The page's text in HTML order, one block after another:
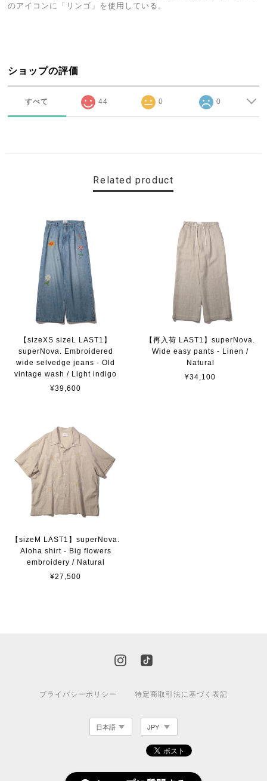
のアイコンに「リンゴ」を使用している。
ショップの評価
すべて 44 0 0
Related product
【sizeXS sizeL LAST1】
superNova. Embroidered
wide selvedge jeans - Old
vintage wash / Light indigo
¥39,600
【再入荷 LAST1】superNova.
Wide easy pants - Linen /
Natural
¥34,100
【sizeM LAST1】superNova.
Aloha shirt - Big flowers
embroidery / Natural
¥27,500
プライバシーポリシー 特定商取引法に基づく表記